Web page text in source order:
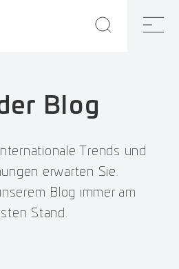
Blog
Trends und
erwarten Sie.
Blog immer am
Stand.